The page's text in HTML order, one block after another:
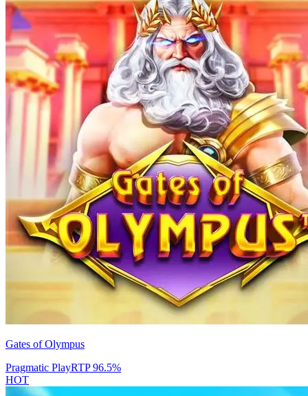
Gates of Olympus
Pragmatic PlayRTP96.5%
HOT